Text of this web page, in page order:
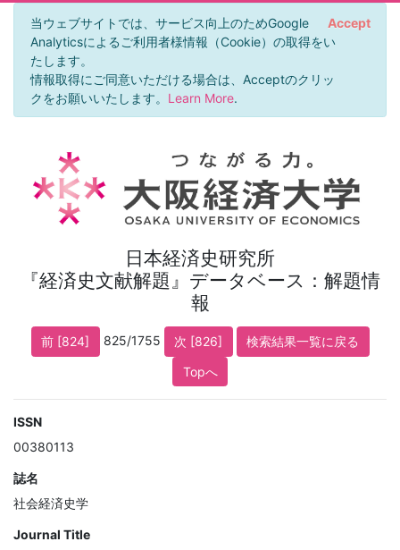
当ウェブサイトでは、サービス向上のためGoogle
Analyticsによるご利用者様情報（Cookie）の取得をい
たします。
情報取得にご同意いただける場合は、Acceptのクリッ
クをお願いいたします。 Learn More.
Accept
日本経済史研究所
『経済史文献解題』データベース：解題情
報
前 [824] 825/1755 次 [826]
検索結果一覧に戻る
Topへ
ISSN
00380113
誌名
社会経済史学
Journal Title